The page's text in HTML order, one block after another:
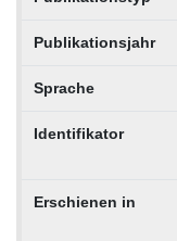
Publikationsjahr
Sprache
Identifikator
Erschienen in